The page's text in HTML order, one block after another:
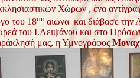
Χώρων , ένα
του 18ου αιώνα και διάβασε την
του Ι.Λειψάνου και στο
μας, η Υμνογράφος